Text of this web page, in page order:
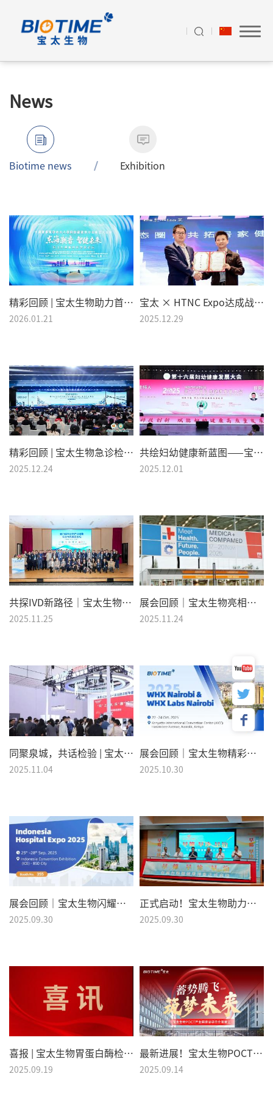
News
Biotime news Exhibition
精彩回顾 | 宝太生物助力首届舟山大健康创新发展论坛圆满召开
2026.01.21
宝太 × HTNC Expo达成战略合作！共拓居家健康新生态
2025.12.29
精彩回顾 | 宝太生物急诊检验解决方案精彩亮相2025CSEM盛会
2025.12.24
共绘妇幼健康新蓝图——宝太生物亮相第十六届妇幼健康发展大会！
2025.12.01
共探IVD新路径｜宝太生物助力厦门体外诊断产业赋能与合作新路径论坛圆满举办
2025.11.25
展会回顾｜宝太生物亮相德国 MEDICA 2025
2025.11.24
同聚泉城，共话检验 | 宝太生物携全系列解决方案精彩亮相2025NCLM
2025.11.04
展会回顾｜宝太生物精彩亮相肯尼亚 WHX Nairobi & WHX Labs Nairobi 2025
2025.10.30
展会回顾｜宝太生物闪耀亮相印尼 HOSPITAL EXPO 2025
2025.09.30
正式启动！宝太生物助力在闽台胞脑健康筛查
2025.09.30
喜报 | 宝太生物胃蛋白酶检测试剂盒获批上市！
2025.09.19
最新进展！宝太生物POCT产业园建设项目全面竣工！
2025.09.14